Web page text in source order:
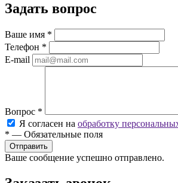
Задать вопрос
Ваше имя *
Телефон *
E-mail
Вопрос *
Я согласен на обработку
* — Обязательные поля
Ваше сообщение успешно отправлено.